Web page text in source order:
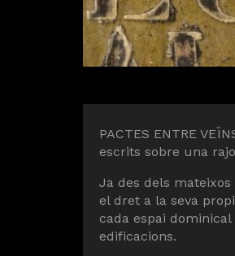
PACTES ENTRE
escrits sobre una
Ja des dels
el dret a la seva
cada espai
edificacions.